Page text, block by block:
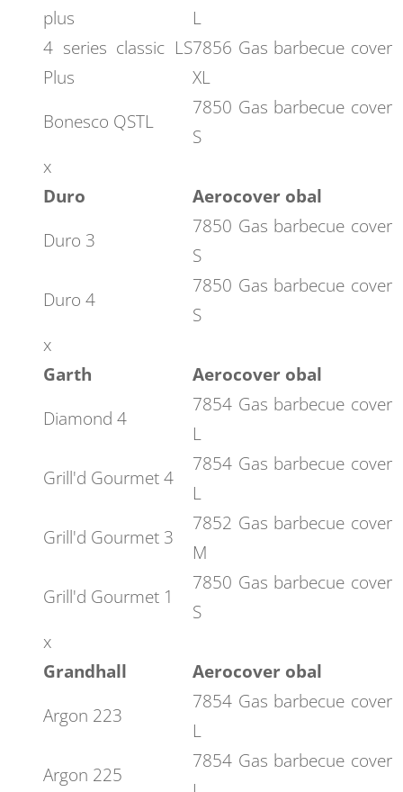
plus
L
4 series classic LS
Plus
7856 Gas barbecue cover
XL
Bonesco QSTL
7850 Gas barbecue cover
S
x
Duro
Aerocover obal
Duro 3
7850 Gas barbecue cover
S
Duro 4
7850 Gas barbecue cover
S
x
Garth
Aerocover obal
Diamond 4
7854 Gas barbecue cover
L
Grill'd Gourmet 4
7854 Gas barbecue cover
L
Grill'd Gourmet 3
7852 Gas barbecue cover
M
Grill'd Gourmet 1
7850 Gas barbecue cover
S
x
Grandhall
Aerocover obal
Argon 223
7854 Gas barbecue cover
L
Argon 225
7854 Gas barbecue cover